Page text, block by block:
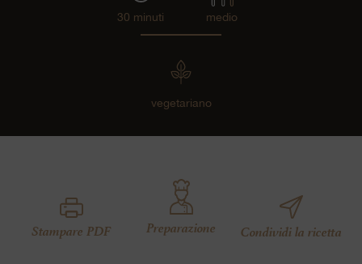
30 minuti medio
vegetariano
Stampare PDF Preparazione Condividi la ricetta